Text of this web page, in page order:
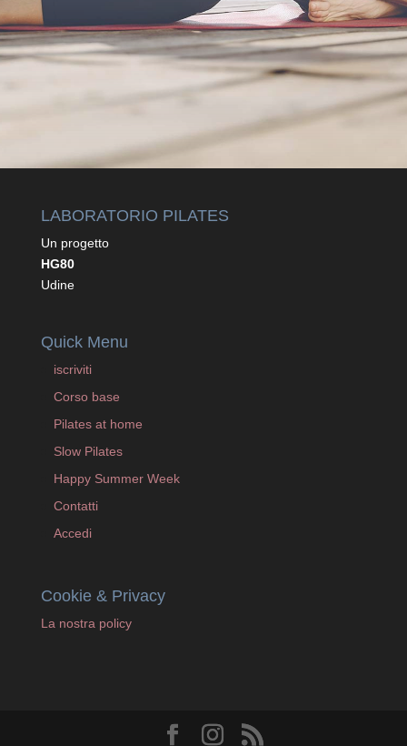
7 + 1= INVIA
LABORATORIO PILATES
Un progetto
HG80
Udine
Quick Menu
iscriviti
Corso base
Pilates at home
Slow Pilates
Happy Summer Week
Contatti
Accedi
Cookie & Privacy
La nostra policy